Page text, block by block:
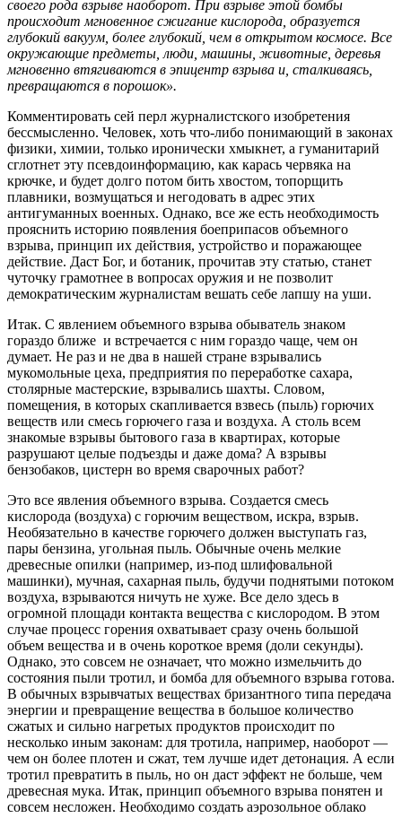
своего рода взрыве наоборот. При взрыве этой бомбы
происходит мгновенное сжигание кислорода, образуется
глубокий вакуум, более глубокий, чем в открытом космосе. Все
окружающие предметы, люди, машины, животные, деревья
мгновенно втягиваются в эпицентр взрыва и, сталкиваясь,
превращаются в порошок».
Комментировать сей перл журналистского изобретения
бессмысленно. Человек, хоть что-либо понимающий в законах
физики, химии, только иронически хмыкнет, а гуманитарий
сглотнет эту псевдоинформацию, как карась червяка на
крючке, и будет долго потом бить хвостом, топорщить
плавники, возмущаться и негодовать в адрес этих
антигуманных военных. Однако, все же есть необходимость
прояснить историю появления боеприпасов объемного
взрыва, принцип их действия, устройство и поражающее
действие. Даст Бог, и ботаник, прочитав эту статью, станет
чуточку грамотнее в вопросах оружия и не позволит
демократическим журналистам вешать себе лапшу на уши.
Итак. С явлением объемного взрыва обыватель знаком
гораздо ближе и встречается с ним гораздо чаще, чем он
думает. Не раз и не два в нашей стране взрывались
мукомольные цеха, предприятия по переработке сахара,
столярные мастерские, взрывались шахты. Словом,
помещения, в которых скапливается взвесь (пыль) горючих
веществ или смесь горючего газа и воздуха. А столь всем
знакомые взрывы бытового газа в квартирах, которые
разрушают целые подъезды и даже дома? А взрывы
бензобаков, цистерн во время сварочных работ?
Это все явления объемного взрыва. Создается смесь
кислорода (воздуха) с горючим веществом, искра, взрыв.
Необязательно в качестве горючего должен выступать газ,
пары бензина, угольная пыль. Обычные очень мелкие
древесные опилки (например, из-под шлифовальной
машинки), мучная, сахарная пыль, будучи поднятыми потоком
воздуха, взрываются ничуть не хуже. Все дело здесь в
огромной площади контакта вещества с кислородом. В этом
случае процесс горения охватывает сразу очень большой
объем вещества и в очень короткое время (доли секунды).
Однако, это совсем не означает, что можно измельчить до
состояния пыли тротил, и бомба для объемного взрыва готова.
В обычных взрывчатых веществах бризантного типа передача
энергии и превращение вещества в большое количество
сжатых и сильно нагретых продуктов происходит по
несколько иным законам: для тротила, например, наоборот —
чем он более плотен и сжат, тем лучше идет детонация. А если
тротил превратить в пыль, но он даст эффект не больше, чем
древесная мука. Итак, принцип объемного взрыва понятен и
совсем несложен. Необходимо создать аэрозольное облако